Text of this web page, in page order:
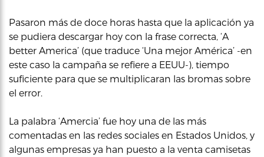
Pasaron más de doce horas hasta que la aplicación ya
se pudiera descargar hoy con la frase correcta, ‘A
better America’ (que traduce ‘Una mejor América’ -en
este caso la campaña se refiere a EEUU-), tiempo
suficiente para que se multiplicaran las bromas sobre
el error.
La palabra ‘Amercia’ fue hoy una de las más
comentadas en las redes sociales en Estados Unidos, y
algunas empresas ya han puesto a la venta camisetas